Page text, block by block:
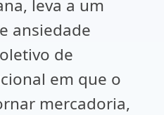
leva a um
ansiedade
de
em que o
mercadoria,